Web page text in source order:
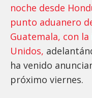
noche desde
punto aduanero
Guatemala, con
Unidos,
ha venido
próximo viernes.